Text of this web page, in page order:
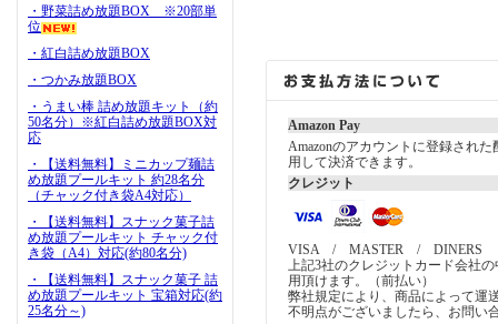
・野菜詰め放題BOX ※20部単
位
・紅白詰め放題BOX
・つかみ放題BOX
・うまい棒 詰め放題キット（約
50名分）※紅白詰め放題BOX対
応
・【送料無料】ミニカップ麺詰
め放題プールキット 約28名分
（チャック付き袋A4対応）
・【送料無料】スナック菓子詰
め放題プールキット チャック付
き袋（A4）対応(約80名分)
・【送料無料】スナック菓子 詰
め放題プールキット 宝箱対応(約
25名分～)
Amazon Pay
Amazonのアカウントに登録され
用して決済できます。
クレジット
VISA / MASTER / DINERS
上記3社のクレジットカード会社
用頂けます。（前払い）
弊社規定により、商品によって運
不明点がございましたら、お問い